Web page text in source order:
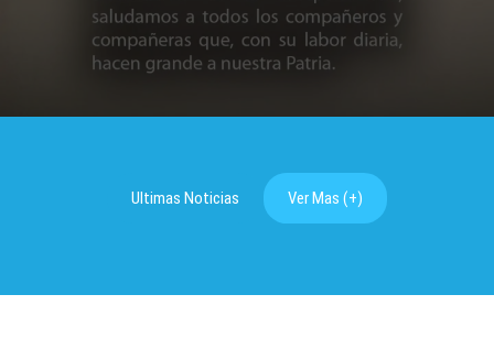
Ultimas Noticias Ver Mas (+)